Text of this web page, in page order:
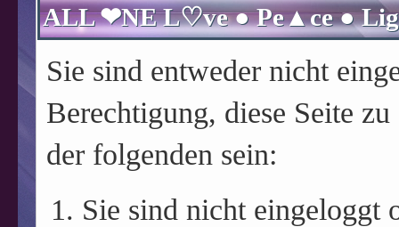
Sie sind entweder nicht
Berechtigung, diese Seite
der folgenden sein:
Sie sind nicht eingeloggt